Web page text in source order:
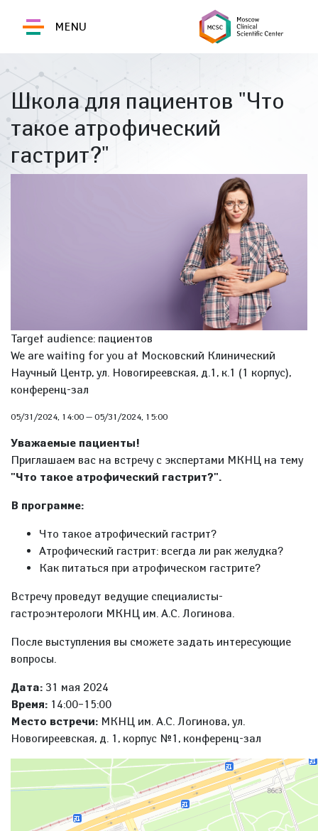
MENU
Школа для пациентов "Что
такое атрофический
гастрит?"
Target audience: пациентов
We are waiting for you at Московский Клинический
Научный Центр, ул. Новогиреевская, д.1, к.1 (1 корпус),
конференц-зал
05/31/2024, 14:00 — 05/31/2024, 15:00
Уважаемые пациенты!
Приглашаем вас на встречу с экспертами МКНЦ на тему
"Что такое атрофический гастрит?".
В программе:
Что такое атрофический гастрит?
Атрофический гастрит: всегда ли рак желудка?
Как питаться при атрофическом гастрите?
Встречу проведут ведущие специалисты-
гастроэнтерологи МКНЦ им. А.С. Логинова.
После выступления вы сможете задать интересующие
вопросы.
Дата: 31 мая 2024
Время: 14:00–15:00
Место встречи: МКНЦ им. А.С. Логинова, ул.
Новогиреевская, д. 1, корпус №1, конференц-зал